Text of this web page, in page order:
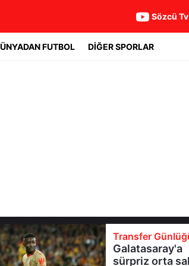
Sözcü Tv
FUTBOL DİĞER SPORLAR
Transfer Günlüğü
Galatasaray'a
sürpriz orta saha